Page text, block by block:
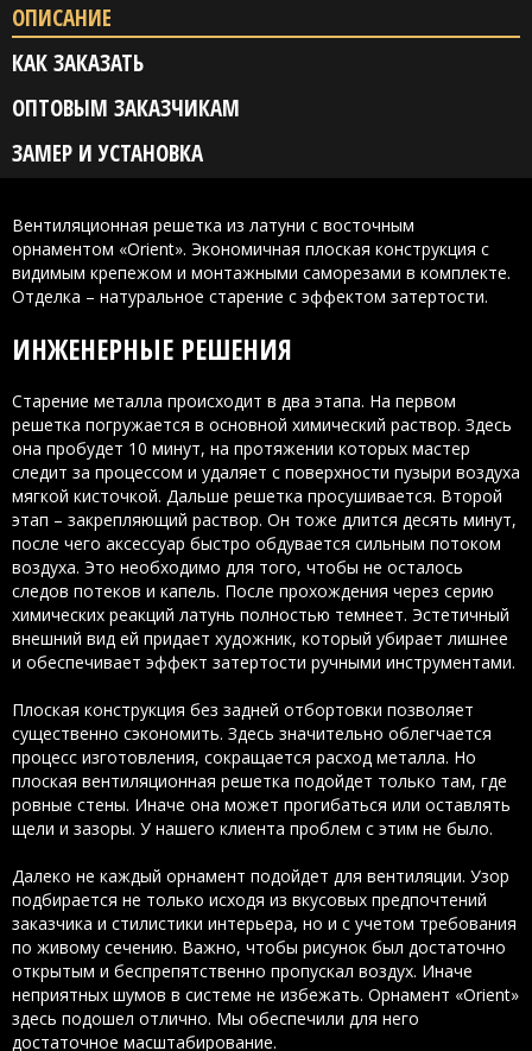
ОПИСАНИЕ
КАК ЗАКАЗАТЬ
ОПТОВЫМ ЗАКАЗЧИКАМ
ЗАМЕР И УСТАНОВКА
Вентиляционная решетка из латуни с восточным
орнаментом «Orient». Экономичная плоская конструкция с
видимым крепежом и монтажными саморезами в комплекте.
Отделка – натуральное старение с эффектом затертости.
ИНЖЕНЕРНЫЕ РЕШЕНИЯ
Старение металла происходит в два этапа. На первом
решетка погружается в основной химический раствор. Здесь
она пробудет 10 минут, на протяжении которых мастер
следит за процессом и удаляет с поверхности пузыри воздуха
мягкой кисточкой. Дальше решетка просушивается. Второй
этап – закрепляющий раствор. Он тоже длится десять минут,
после чего аксессуар быстро обдувается сильным потоком
воздуха. Это необходимо для того, чтобы не осталось
следов потеков и капель. После прохождения через серию
химических реакций латунь полностью темнеет. Эстетичный
внешний вид ей придает художник, который убирает лишнее
и обеспечивает эффект затертости ручными инструментами.
Плоская конструкция без задней отбортовки позволяет
существенно сэкономить. Здесь значительно облегчается
процесс изготовления, сокращается расход металла. Но
плоская вентиляционная решетка подойдет только там, где
ровные стены. Иначе она может прогибаться или оставлять
щели и зазоры. У нашего клиента проблем с этим не было.
Далеко не каждый орнамент подойдет для вентиляции. Узор
подбирается не только исходя из вкусовых предпочтений
заказчика и стилистики интерьера, но и с учетом требования
по живому сечению. Важно, чтобы рисунок был достаточно
открытым и беспрепятственно пропускал воздух. Иначе
неприятных шумов в системе не избежать. Орнамент «Orient»
здесь подошел отлично. Мы обеспечили для него
достаточное масштабирование.